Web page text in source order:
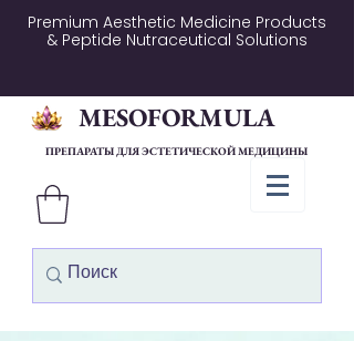
Premium Aesthetic Medicine Products
& Peptide Nutraceutical Solutions
MESOFORMULA
ПРЕПАРАТЫ ДЛЯ ЭСТЕТИЧЕСКОЙ МЕДИЦИНЫ